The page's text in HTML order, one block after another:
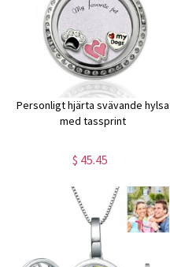
Personligt hjärta svävande hylsa
med tassprint
$ 45.45